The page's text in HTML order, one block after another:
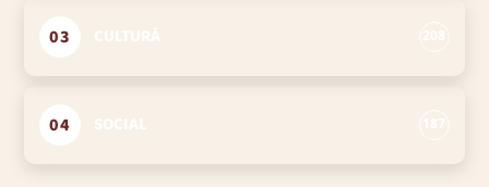
03
04